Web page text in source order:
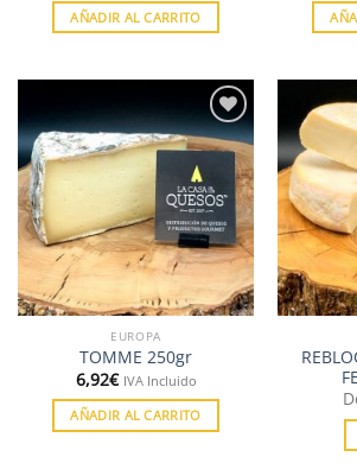
AÑADIR AL CARRITO
Añadir
a la
lista de
deseos
EUROPA
TOMME 250gr
6,92€ IVA Incluido
AÑADIR AL CARRITO